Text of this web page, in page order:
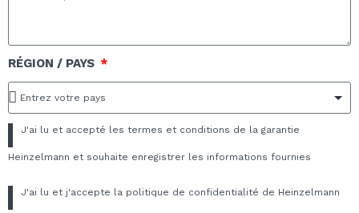
RÉGION / PAYS
J'ai lu et accepté les termes et conditions de la garantie
Heinzelmann et souhaite enregistrer les informations fournies
J'ai lu et j'accepte la politique de confidentialité de Heinzelmann